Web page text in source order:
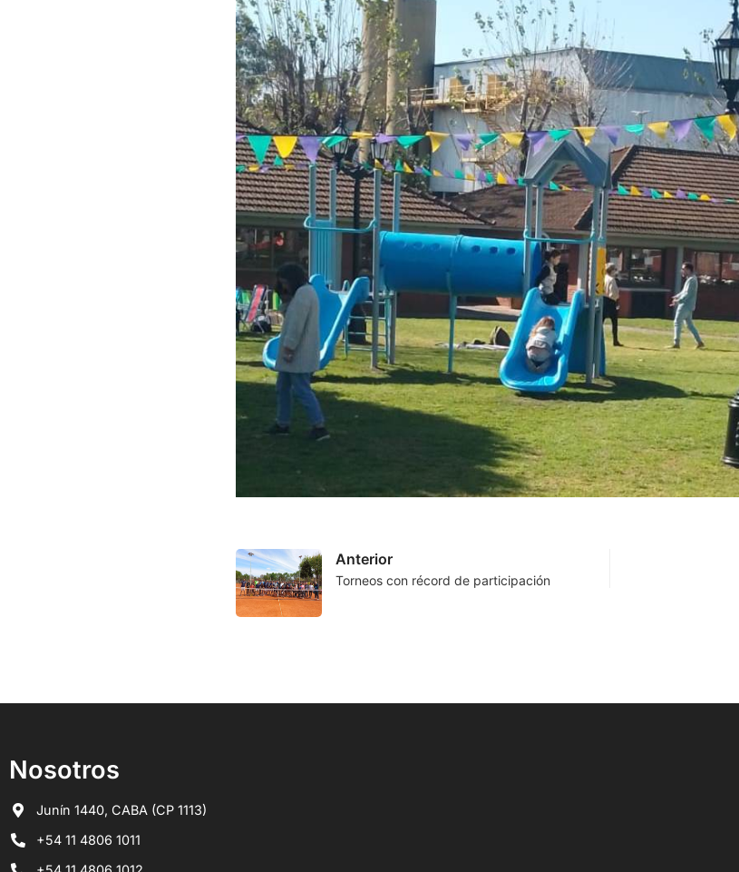
Anterior
Torneos con récord de participación
Nosotros
Junín 1440, CABA (CP 1113)
+54 11 4806 1011